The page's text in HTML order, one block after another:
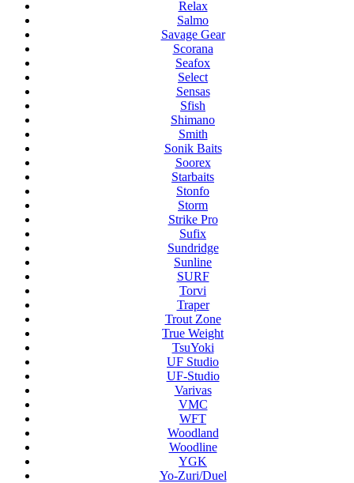
Relax
Salmo
Savage Gear
Scorana
Seafox
Select
Sensas
Sfish
Shimano
Smith
Sonik Baits
Soorex
Starbaits
Stonfo
Storm
Strike Pro
Sufix
Sundridge
Sunline
SURF
Torvi
Traper
Trout Zone
True Weight
TsuYoki
UF Studio
UF-Studio
Varivas
VMC
WFT
Woodland
Woodline
YGK
Yo-Zuri/Duel